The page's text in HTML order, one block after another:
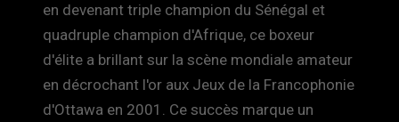
en devenant triple champion du Sénégal et
quadruple champion d'Afrique, ce boxeur
d'élite a brillant sur la scène mondiale amateur
en décrochant l'or aux Jeux de la Francophonie
d'Ottawa en 2001. Ce succès marque un